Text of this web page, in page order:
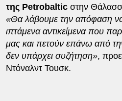
της Petrobalticστην
«Θα λάβουμε την απόφαση
ιπτάμενα αντικείμενα που
μας και πετούν επάνω από
δεν υπάρχει συζήτηση»,
Ντόναλντ Τουσκ.